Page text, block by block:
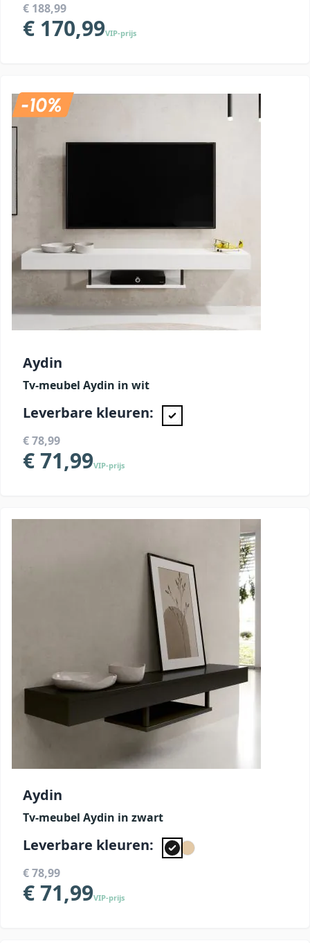
€ 188,99
€ 170,99VIP-prijs
Aydin
Tv-meubel Aydin in wit
Leverbare kleuren:
€ 78,99
€ 71,99VIP-prijs
Aydin
Tv-meubel Aydin in zwart
Leverbare kleuren:
€ 78,99
€ 71,99VIP-prijs